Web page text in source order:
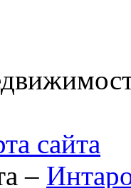
сайта
–